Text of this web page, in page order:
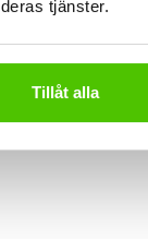
tjänster.
Tillåt alla